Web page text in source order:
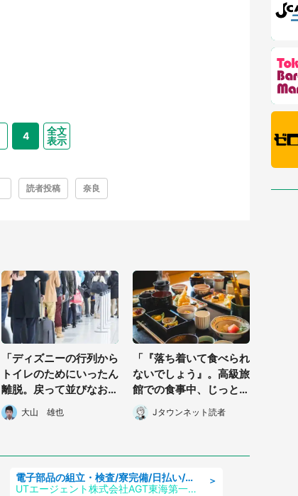
4
全文
表示
読者投稿 奈良
「ディズニーの行列から
トイレのためにいったん
離脱。戻って並びなおそ
うとしたら、後ろに並ん
でいた人が...」(東京
大山 雄也
「『落ち着いて食べられ
ないでしょう』。高級旅
館での食事中、じっとで
きない幼い息子に中年の
男性客が...」（東京都・
Jタウンネット読者
＞
電子部品の組立・検査/寮完備/日払い/工場・製造
UTエージェント株式会社AGT東海第一CU